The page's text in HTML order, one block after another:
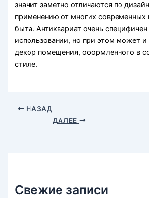
значит заметно отличаются по
применению от многих современных
быта. Антиквариат очень специфичен
использовании, но при этом может и
декор помещения, оформленного в
стиле.
НАЗАД
ДАЛЕЕ
Свежие записи